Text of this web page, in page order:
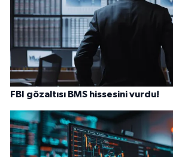
FBI gözaltısı BMS hissesini vurdu!